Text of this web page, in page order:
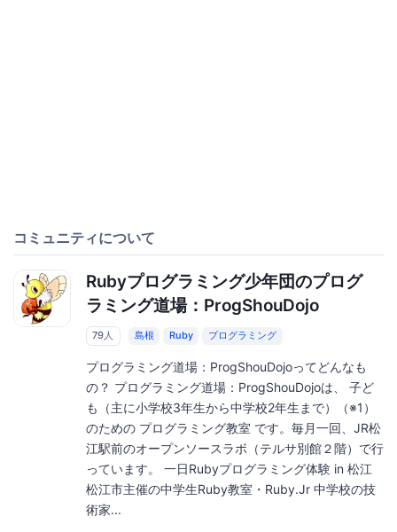
コミュニティについて
Rubyプログラミング少年団のプログ
ラミング道場：ProgShouDojo
79人 島根 Ruby プログラミング
プログラミング道場：ProgShouDojoってどんなも
の？ プログラミング道場：ProgShouDojoは、 子ど
も（主に小学校3年生から中学校2年生まで）（※1）
のための プログラミング教室 です。毎月一回、JR松
江駅前のオープンソースラボ（テルサ別館２階）で行
っています。 一日Rubyプログラミング体験 in 松江
松江市主催の中学生Ruby教室・Ruby.Jr 中学校の技
術家...